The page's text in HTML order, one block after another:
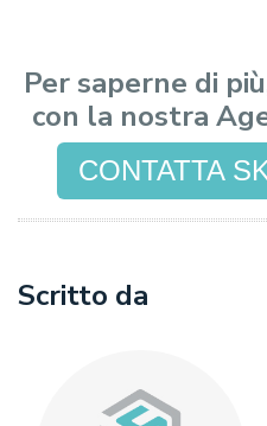
Per saperne di
con la nostra
CONTATTA
Scritto da